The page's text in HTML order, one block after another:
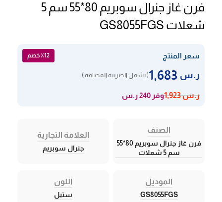
فرن غاز جنرال سوبريم 80*55 سم 5
شعلات GS8055FGS
سعر المنتج ٪12 خصم
ر.س ( يشمل الضريبة المضافة )
ر.س1,923 وفر 240 ر.س
الصنف
فرن غاز جنرال سوبريم 80*55
سم 5 شعلات
العلامة التجارية
جنرال سوبريم
الموديل
GS8055FGS
اللون
ستيل